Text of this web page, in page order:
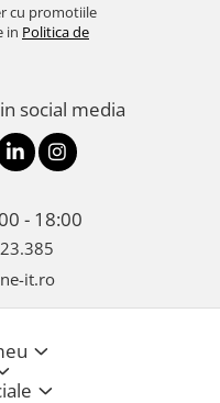
cu promotiile
in Politica de
social media
- 18:00
it.ro